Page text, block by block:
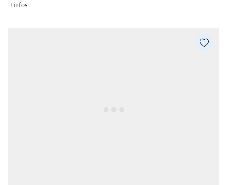
+infos